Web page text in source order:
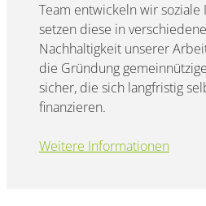
Team entwickeln wir soziale
setzen diese in
Nachhaltigkeit unserer
die Gründung
sicher, die sich langfristig
finanzieren.
Weitere Informationen